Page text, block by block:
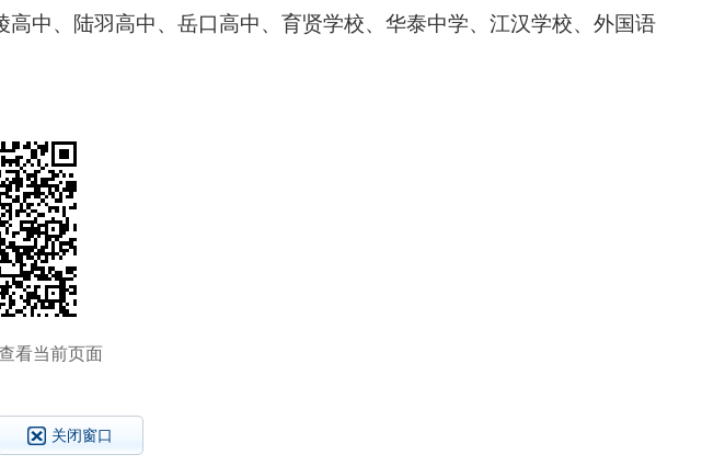
高中、陆羽高中、岳口高中、育贤学校、华泰中学、江汉学校、外国语
看当前页面
关闭窗口